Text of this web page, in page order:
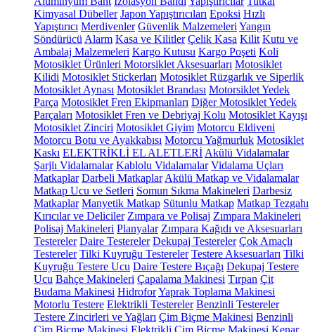
Kimyasal Dübeller Japon Yapıştırıcıları Epoksi Hızlı
Yapıştırıcı Merdivenler Güvenlik Malzemeleri Yangın
Söndürücü Alarm Kasa ve Kilitler Çelik Kasa Kilit Kutu ve
Ambalaj Malzemeleri Kargo Kutusu Kargo Poşeti Koli
Motosiklet Ürünleri Motorsiklet Aksesuarları Motosiklet
Kilidi Motosiklet Stickerları Motosiklet Rüzgarlık ve Siperlik
Motosiklet Aynası Motosiklet Brandası Motorsiklet Yedek
Parça Motosiklet Fren Ekipmanları Diğer Motosiklet Yedek
Parçaları Motosiklet Fren ve Debriyaj Kolu Motosiklet Kayışı
Motosiklet Zinciri Motosiklet Giyim Motorcu Eldiveni
Motorcu Botu ve Ayakkabısı Motorcu Yağmurluk Motosiklet
Kaskı ELEKTRİKLİ EL ALETLERİ Akülü Vidalamalar
Şarjlı Vidalamalar Kablolu Vidalamalar Vidalama Uçları
Matkaplar Darbeli Matkaplar Akülü Matkap ve Vidalamalar
Matkap Ucu ve Setleri Somun Sıkma Makineleri Darbesiz
Matkaplar Manyetik Matkap Sütunlu Matkap Matkap Tezgahı
Kırıcılar ve Deliciler Zımpara ve Polisaj Zımpara Makineleri
Polisaj Makineleri Planyalar Zımpara Kağıdı ve Aksesuarları
Testereler Daire Testereler Dekupaj Testereler Çok Amaçlı
Testereler Tilki Kuyruğu Testereler Testere Aksesuarları Tilki
Kuyruğu Testere Ucu Daire Testere Bıçağı Dekupaj Testere
Ucu Bahçe Makineleri Çapalama Makinesi Tırpan Çit
Budama Makinesi HidroforYaprak Toplama Makinesi
Motorlu Testere Elektrikli Testereler Benzinli Testereler
Testere Zincirleri ve Yağları Çim Biçme Makinesi Benzinli
Çim Biçme Makinesi Elektrikli Çim Biçme Makinesi Kenar